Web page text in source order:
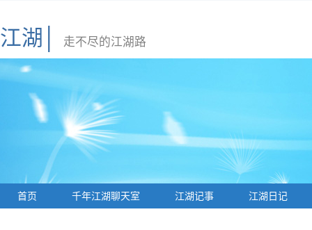
江湖│ 走不尽的江湖路
首页 千年江湖聊天室 江湖记事 江湖日记